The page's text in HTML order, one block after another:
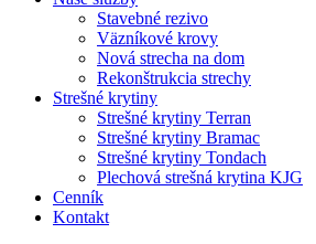
Stavebné rezivo
Väzníkové krovy
Nová strecha na dom
Rekonštrukcia strechy
Strešné krytiny
Strešné krytiny Terran
Strešné krytiny Bramac
Strešné krytiny Tondach
Plechová strešná krytina KJG
Cenník
Kontakt